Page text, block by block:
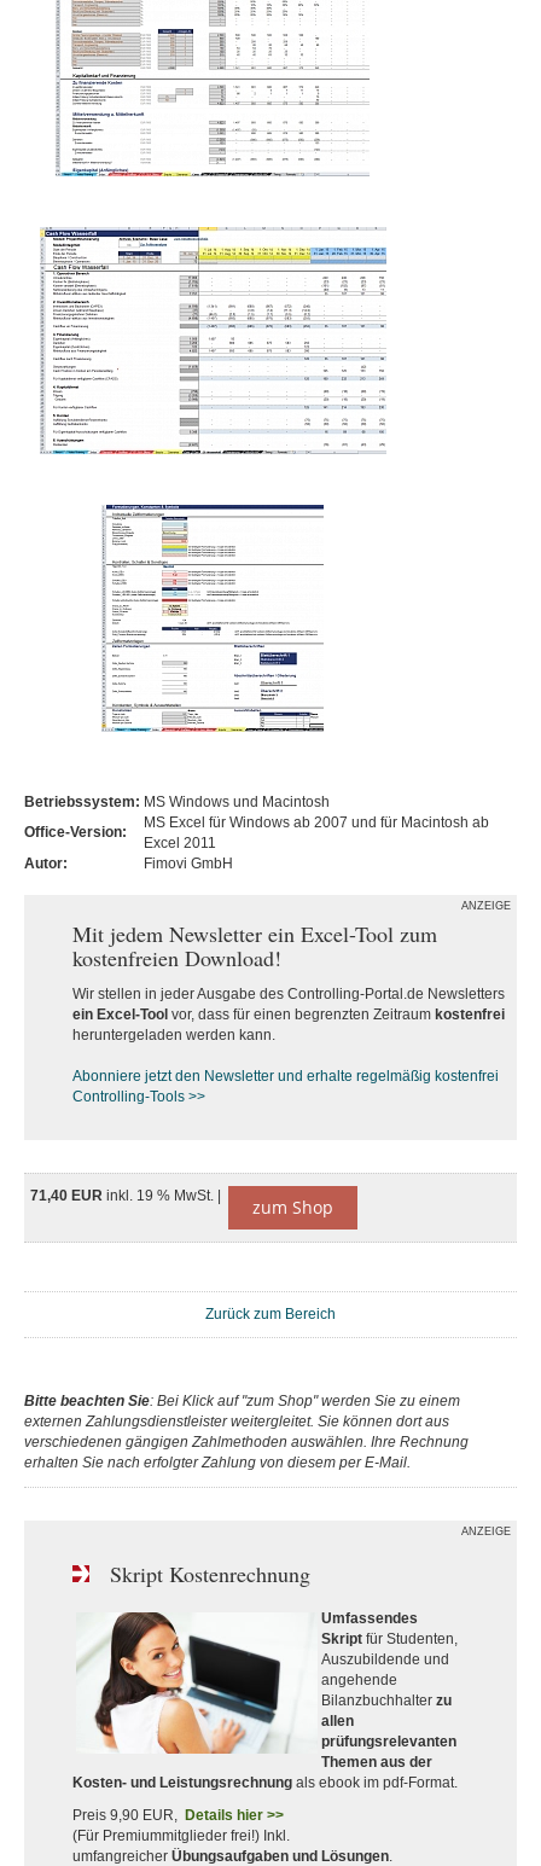
Betriebssystem: MS Windows und Macintosh
Office-Version:
MS Excel für Windows ab 2007 und für Macintosh ab
Excel 2011
Autor:
Fimovi GmbH
ANZEIGE
Mit jedem Newsletter ein Excel-Tool zum
kostenfreien Download!
Wir stellen in jeder Ausgabe des Controlling-Portal.de Newsletters
ein Excel-Tool vor, dass für einen begrenzten Zeitraum kostenfrei
heruntergeladen werden kann.
Abonniere jetzt den Newsletter und erhalte regelmäßig kostenfrei
Controlling-Tools >>
71,40 EUR inkl. 19 % MwSt. | zum Shop
Zurück zum Bereich
Bitte beachten Sie: Bei Klick auf "zum Shop" werden Sie zu einem
externen Zahlungsdienstleister weitergleitet. Sie können dort aus
verschiedenen gängigen Zahlmethoden auswählen. Ihre Rechnung
erhalten Sie nach erfolgter Zahlung von diesem per E-Mail.
ANZEIGE
Skript Kostenrechnung
Umfassendes
Skript für Studenten,
Auszubildende und
angehende
Bilanzbuchhalter zu
allen
prüfungsrelevanten
Themen aus der
Kosten- und Leistungsrechnung als ebook im pdf-Format.
Preis 9,90 EUR, Details hier >>
(Für Premiummitglieder frei!) Inkl.
umfangreicher Übungsaufgaben und Lösungen.